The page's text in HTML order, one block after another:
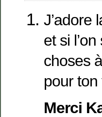
J’adore
et si
choses
pour ton
Merci